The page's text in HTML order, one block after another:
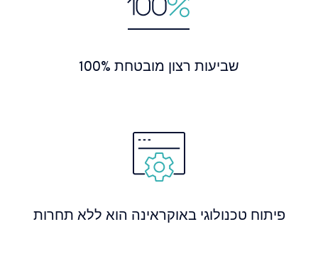
100% שביעות רצון מובטחת
פיתוח טכנולוגי באוקראינה הוא ללא תחרות